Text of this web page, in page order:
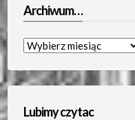
Archiwum…
Archiwum…
Lubimy czytac